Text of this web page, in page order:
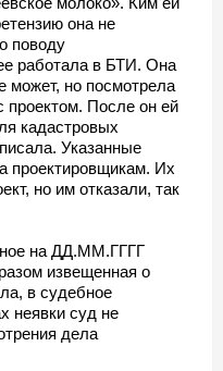
она не
поводу
работала в БТИ. Она
может, но посмотрела
проектом. После он ей
кадастровых
Указанные
проектировщикам. Их
но им отказали, так
на ДД.ММ.ГГГГ
извещенная о
в судебное
неявки суд не
дела